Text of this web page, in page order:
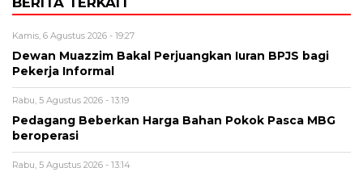
Kamis, 6 Agustus 2026 - 19:27
Dewan Muazzim Bakal Perjuangkan Iuran BPJS bagi
Pekerja Informal
Rabu, 5 Agustus 2026 - 13:19
Pedagang Beberkan Harga Bahan Pokok Pasca MBG
beroperasi
Rabu, 5 Agustus 2026 - 13:14